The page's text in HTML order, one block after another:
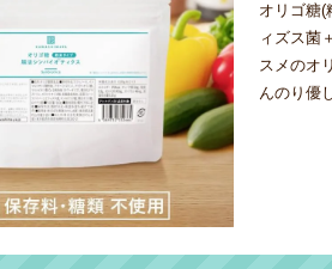
オリゴ糖(
ィズス菌
スメのオ
んのり優